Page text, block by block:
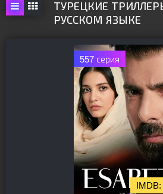
ТУРЕЦКИЕ
РУССКОМ ЯЗЫКЕ
557 серия